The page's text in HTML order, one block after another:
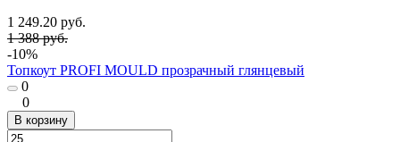
1 249.20 руб.
1 388 руб.
-10%
Топкоут PROFI MOULD прозрачный глянцевый
0
0
В корзину